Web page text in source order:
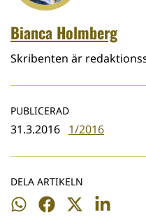
Bianca Holmberg
Skribenten är
PUBLICERAD
31.3.2016 1/2016
DELA ARTIKELN
Dela
Dela
Dela
Dela